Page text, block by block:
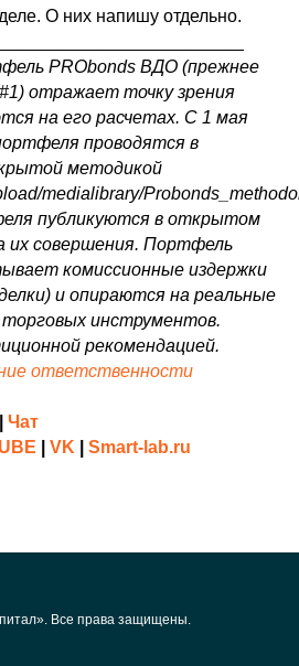
О них напишу отдельно.
PRObonds ВДО (прежнее
отражает точку зрения
на его расчетах. С 1 мая
проводятся в
методикой
medialibrary/
публикуются в открытом
их совершения. Портфель
комиссионные издержки
и опираются на реальные
инструментов.
рекомендацией.
ответственности
Чат
VK Smart-lab.ru
Все права защищены.